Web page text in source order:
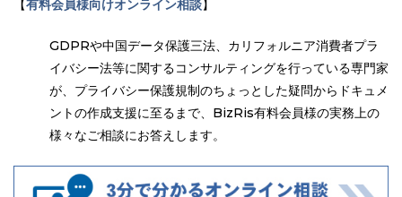
【有料会員様向けオンライン相談】
GDPRや中国データ保護三法、カリフォルニア消費者プラ
イバシー法等に関するコンサルティングを行っている専門家
が、プライバシー保護規制のちょっとした疑問からドキュメ
ントの作成支援に至るまで、BizRis有料会員様の実務上の
様々なご相談にお答えします。